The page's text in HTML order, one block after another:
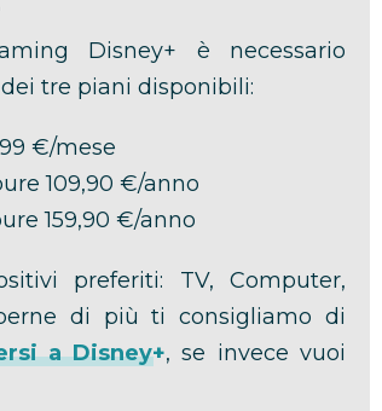
Disney+ è necessario
tre piani disponibili:
€/mese
109,90 €/anno
159,90 €/anno
preferiti: TV, Computer,
di più ti consigliamo di
a Disney+, se invece vuoi